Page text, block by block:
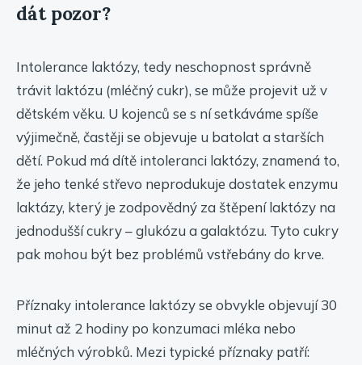
dát pozor?
Intolerance laktózy, tedy neschopnost správně
trávit laktózu (mléčný cukr), se může projevit už v
dětském věku. U kojenců se s ní setkáváme spíše
výjimečně, častěji se objevuje u batolat a starších
dětí. Pokud má dítě intoleranci laktózy, znamená to,
že jeho tenké střevo neprodukuje dostatek enzymu
laktázy, který je zodpovědný za štěpení laktózy na
jednodušší cukry – glukózu a galaktózu. Tyto cukry
pak mohou být bez problémů vstřebány do krve.
Příznaky intolerance laktózy se obvykle objevují 30
minut až 2 hodiny po konzumaci mléka nebo
mléčných výrobků. Mezi typické příznaky patří: